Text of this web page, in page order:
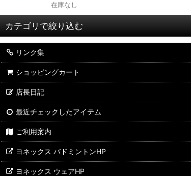
在庫なし
カテゴリで絞り込む
バドミントン (全商品)
バドミントンラケット
バドミントンガット
バドミントンシューズ
バドミントンシャトル
リンク集
ショッピングカート
店長日記
最近チェックしたアイテム
ご利用案内
ヨネックス バドミントンHP
ヨネックス ウェアHP